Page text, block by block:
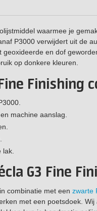
waarmee je
P3000 verwijdert uit de
en dof
op donkere kleuren.
Finishing
machine aanslag.
G3 Fine
combinatie met een zwarte
met een poetsdoek.